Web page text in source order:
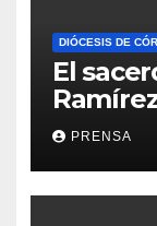
DIÓCESIS DE
El
Iglesia
PRENSA